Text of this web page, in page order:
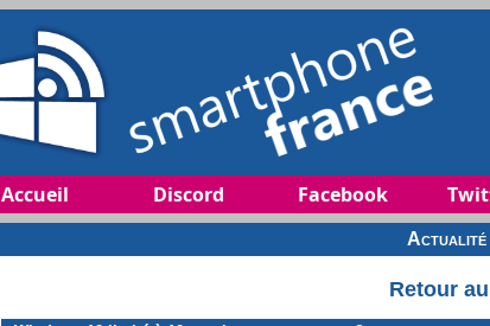
Accueil Discord Facebook
Actualité
Retour